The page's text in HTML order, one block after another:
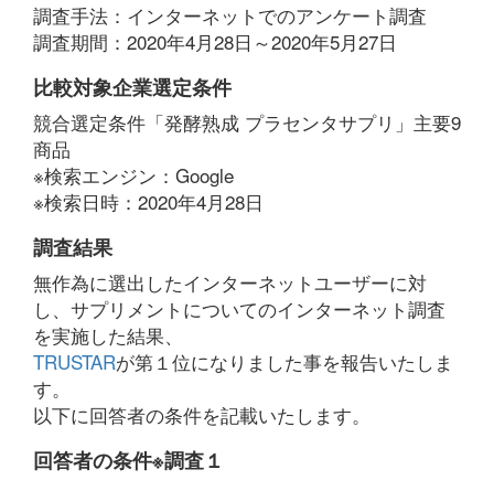
調査手法：インターネットでのアンケート調査
調査期間：2020年4月28日～2020年5月27日
比較対象企業選定条件
競合選定条件「発酵熟成 プラセンタサプリ」主要9
商品
※検索エンジン：Google
※検索日時：2020年4月28日
調査結果
無作為に選出したインターネットユーザーに対
し、サプリメントについてのインターネット調査
を実施した結果、
TRUSTARが第１位になりました事を報告いたしま
す。
以下に回答者の条件を記載いたします。
回答者の条件※調査１